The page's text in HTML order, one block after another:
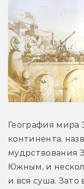
География мира
континента,
мудрствования
Южным, и
и вся суша. Зато